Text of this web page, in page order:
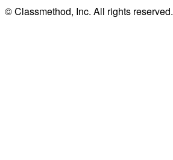
© Classmethod, Inc. All rights reserved.